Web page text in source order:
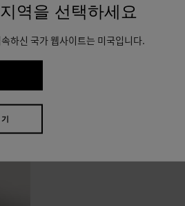
역을 선택하세요
하신 국가 웹사이트는 미국입니다.